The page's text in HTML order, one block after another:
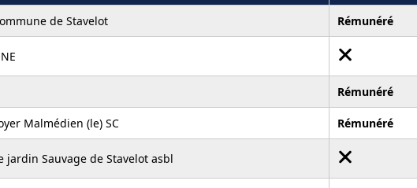
de Stavelot Rémunéré
Rémunéré
Malmédien (le) SC Rémunéré
jardin Sauvage de Stavelot asbl